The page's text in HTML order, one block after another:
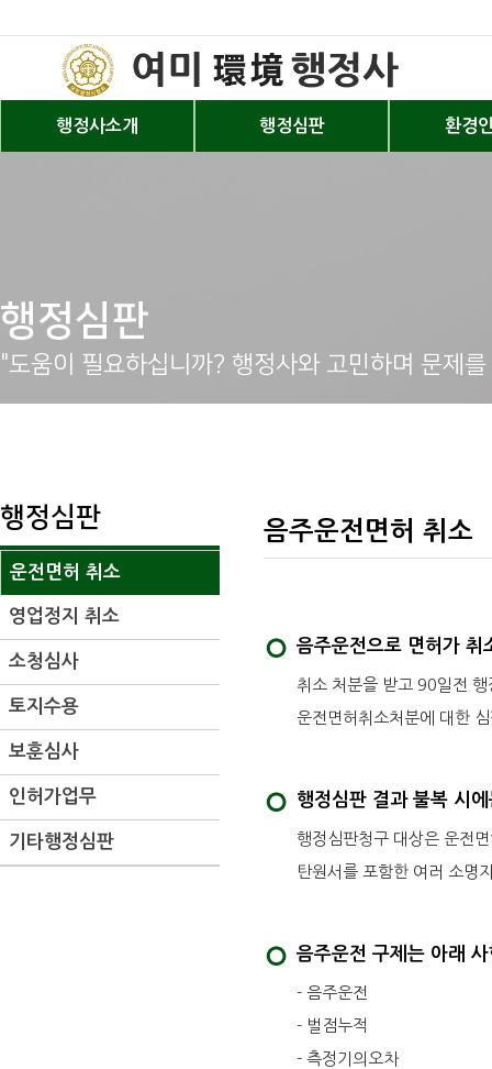
행정사소개 행정심판 환경
행정심판
"도움이 필요하십니까? 행정사와 고민하며 문제
행정심판
운전면허 취소
영업정지 취소
소청심사
토지수용
보훈심사
인허가업무
기타행정심판
음주운전면허 취소
음주운전으로 면허가 취
취소 처분을 받고 90일전
운전면허취소처분에 대한
행정심판 결과 불복 시
행정심판청구 대상은 운전
탄원서를 포함한 여러 소명
음주운전 구제는 아래
- 음주운전
- 벌점누적
- 측정기의오차